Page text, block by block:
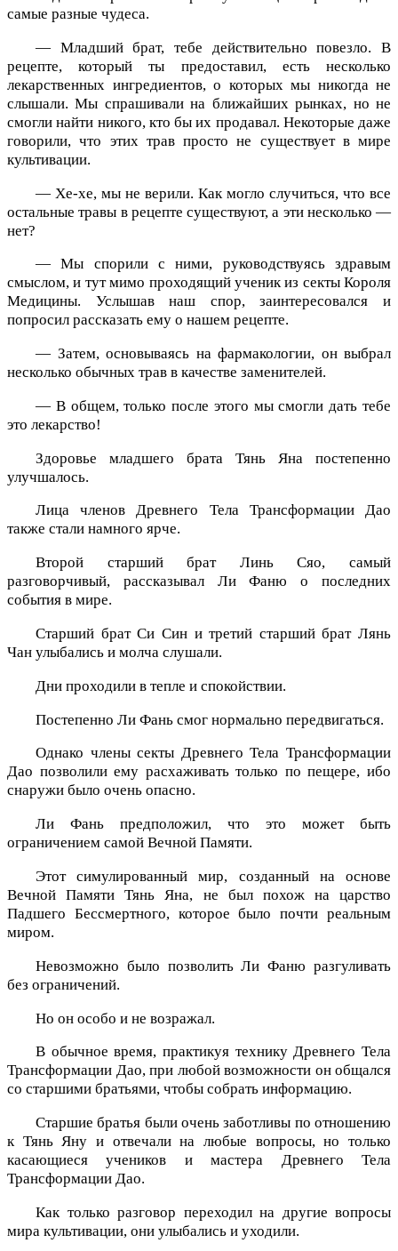
самые разные чудеса.
— Младший брат, тебе действительно повезло. В
рецепте, который ты предоставил, есть несколько
лекарственных ингредиентов, о которых мы никогда не
слышали. Мы спрашивали на ближайших рынках, но не
смогли найти никого, кто бы их продавал. Некоторые даже
говорили, что этих трав просто не существует в мире
культивации.
— Хе-хе, мы не верили. Как могло случиться, что все
остальные травы в рецепте существуют, а эти несколько —
нет?
— Мы спорили с ними, руководствуясь здравым
смыслом, и тут мимо проходящий ученик из секты Короля
Медицины. Услышав наш спор, заинтересовался и
попросил рассказать ему о нашем рецепте.
— Затем, основываясь на фармакологии, он выбрал
несколько обычных трав в качестве заменителей.
— В общем, только после этого мы смогли дать тебе
это лекарство!
Здоровье младшего брата Тянь Яна постепенно
улучшалось.
Лица членов Древнего Тела Трансформации Дао
также стали намного ярче.
Второй старший брат Линь Сяо, самый
разговорчивый, рассказывал Ли Фаню о последних
события в мире.
Старший брат Си Син и третий старший брат Лянь
Чан улыбались и молча слушали.
Дни проходили в тепле и спокойствии.
Постепенно Ли Фань смог нормально передвигаться.
Однако члены секты Древнего Тела Трансформации
Дао позволили ему расхаживать только по пещере, ибо
снаружи было очень опасно.
Ли Фань предположил, что это может быть
ограничением самой Вечной Памяти.
Этот симулированный мир, созданный на основе
Вечной Памяти Тянь Яна, не был похож на царство
Падшего Бессмертного, которое было почти реальным
миром.
Невозможно было позволить Ли Фаню разгуливать
без ограничений.
Но он особо и не возражал.
В обычное время, практикуя технику Древнего Тела
Трансформации Дао, при любой возможности он общался
со старшими братьями, чтобы собрать информацию.
Старшие братья были очень заботливы по отношению
к Тянь Яну и отвечали на любые вопросы, но только
касающиеся учеников и мастера Древнего Тела
Трансформации Дао.
Как только разговор переходил на другие вопросы
мира культивации, они улыбались и уходили.